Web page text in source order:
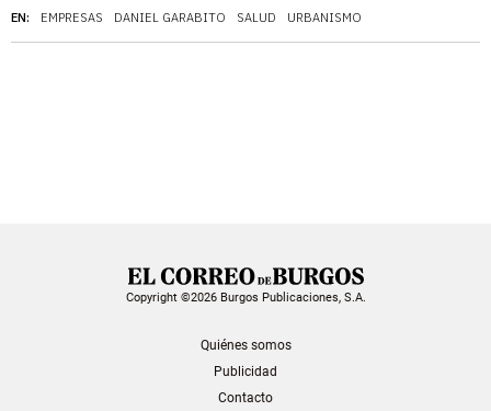
EN: EMPRESAS DANIEL GARABITO SALUD URBANISMO
Copyright ©2026 Burgos Publicaciones, S.A.
Quiénes somos
Publicidad
Contacto